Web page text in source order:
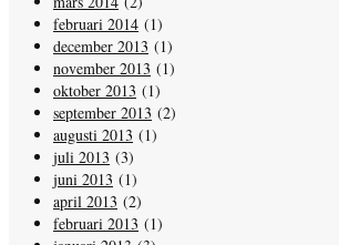
februari 2014 (1)
december 2013 (1)
november 2013 (1)
oktober 2013 (1)
september 2013 (2)
augusti 2013 (1)
juli 2013 (3)
juni 2013 (1)
april 2013 (2)
februari 2013 (1)